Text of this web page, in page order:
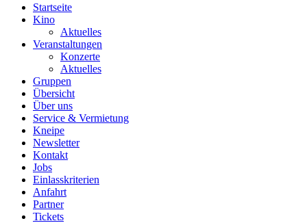
Startseite
Kino
Aktuelles
Veranstaltungen
Konzerte
Aktuelles
Gruppen
Übersicht
Über uns
Service & Vermietung
Kneipe
Newsletter
Kontakt
Jobs
Einlasskriterien
Anfahrt
Partner
Tickets